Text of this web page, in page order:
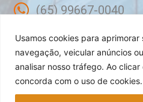
Usamos cookies para
navegação, veicular anúncios
analisar nosso tráfego. Ao clicar
concorda com o uso de cookies.
(65) 99667-0040
Rua Célebes, 50 -